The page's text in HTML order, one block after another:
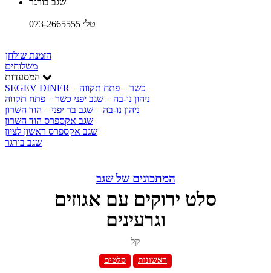
שגב בורגר
טל׳ 073-2665555
הזמנת שולחן
משלוחים
SEGEV DINER – כשר – פתח תקווה
ניהון נו-בה – שגב יפני כשר – פתח תקווה
ניהון נו-בה – שגב בר יפני – הוד השרון
שגב אקספרס הוד השרון
שגב אקספרס ראשון לציון
שגב בורגר
המתכונים של שגב
סלט ירוקים עם אגוזים
וגרעינים
קל
סלטים ראשונות